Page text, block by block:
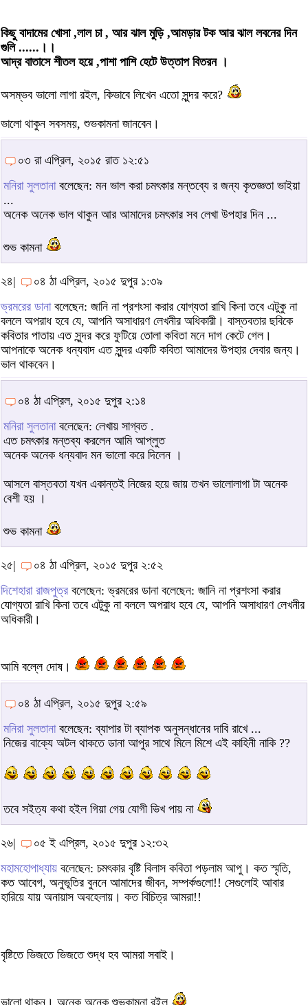
কিছু বাদামের খোসা ,লাল চা , আর ঝাল মুড়ি ,আমড়ার টক আর ঝাল লবনের দিন
গুলি ......।।
আদ্র বাতাসে শীতল হয়ে ,পাশা পাশি হেটে উত্তাপ বিতরন ।
অসম্ভব ভালো লাগা রইল, কিভাবে লিখেন এতো সুন্দর করে?
ভালো থাকুন সবসময়, শুভকামনা জানবেন।
০৩ রা এপ্রিল, ২০১৫ রাত ১২:৫১
মনিরা সুলতানাবলেছেন: মন ভাল করা চমৎকার মন্তব্যে র জন্য কৃতজ্ঞতা ভাইয়া
...
অনেক অনেক ভাল থাকুন আর আমাদের চমৎকার সব লেখা উপহার দিন ...
শুভ কামনা
২৪|
০৪ ঠা এপ্রিল, ২০১৫ দুপুর ১:৩৯
ভ্রমরের ডানাবলেছেন: জানি না প্রশংসা করার যোগ্যতা রাখি কিনা তবে এটুকু না
বললে অপরাধ হবে যে, আপনি অসাধারণ লেখনীর অধিকারী। বাস্তবতার ছবিকে
কবিতার পাতায় এত সুন্দর করে ফুটিয়ে তোলা কবিতা মনে দাগ কেটে গেল।
আপনাকে অনেক ধন্যবাদ এত সুন্দর একটি কবিতা আমাদের উপহার দেবার জন্য।
ভাল থাকবেন।
০৪ ঠা এপ্রিল, ২০১৫ দুপুর ২:১৪
মনিরা সুলতানাবলেছেন: লেখায় সাগ্বত .
এত চমৎকার মন্তব্য করলেন আমি আপ্লুত
অনেক অনেক ধন্যবাদ মন ভালো করে দিলেন ।
আসলে বাস্তবতা যখন একান্তই নিজের হয়ে জায় তখন ভালোলাগা টা অনেক
বেশী হয় ।
শুভ কামনা
২৫|
০৪ ঠা এপ্রিল, ২০১৫ দুপুর ২:৫২
দিশেহারা রাজপুত্র বলেছেন: ভ্রমরের ডানা বলেছেন: জানি না প্রশংসা করার
যোগ্যতা রাখি কিনা তবে এটুকু না বললে অপরাধ হবে যে, আপনি অসাধারণ লেখনীর
অধিকারী।
আমি বল্লে দোষ।
০৪ ঠা এপ্রিল, ২০১৫ দুপুর ২:৫৯
মনিরা সুলতানাবলেছেন: ব্যাপার টা ব্যাপক অনুসন্ধানের দাবি রাখে ...
নিজের বাক্যে অটল থাকতে ডানা আপুর সাথে মিলে মিশে এই কাহিনী নাকি ??
তবে সইত্য কথা হইল গিয়া গেয় যোগী ভিখ পায় না
২৬|
০৫ ই এপ্রিল, ২০১৫ দুপুর ১২:৩২
মহামহোপাধ্যায় বলেছেন: চমৎকার বৃষ্টি বিলাস কবিতা পড়লাম আপু। কত স্মৃতি,
কত আবেগ, অনুভূতির বুননে আমাদের জীবন, সম্পর্কগুলো!! সেগুলোই আবার
হারিয়ে যায় অনায়াস অবহেলায়। কত বিচিত্র আমরা!!
বৃষ্টিতে ভিজতে ভিজতে শুদ্ধ হব আমরা সবাই।